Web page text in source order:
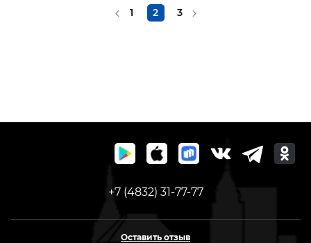
1 2 3
+7 (4832) 31-77-77
Оставить отзыв